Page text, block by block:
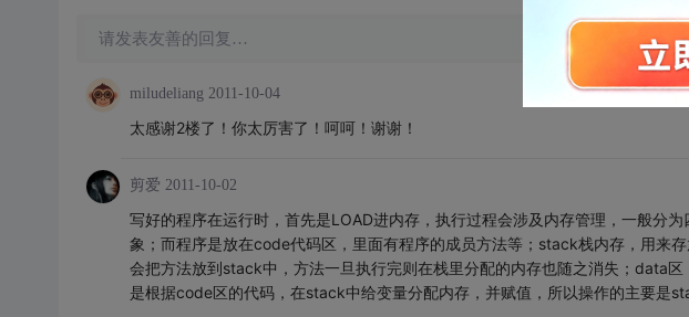
请发表友善的回复…
miludeliang 2011-10-04
太感谢2楼了！你太厉害了！呵呵！谢谢！
剪爱 2011-10-02
写好的程序在运行时，首先是LOAD进内存，执行过程会涉及内存管理，一般分
象；而程序是放在code代码区，里面有程序的成员方法等；stack栈内存，用来
会把方法放到stack中，方法一旦执行完则在栈里分配的内存也随之消失；data
是根据code区的代码，在stack中给变量分配内存，并赋值，所以操作的主要是